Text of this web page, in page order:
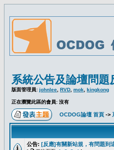
系統公告及論壇問題
版面管理員: johnlee RVD mok kingkong
正在瀏覽此區的會員: 沒有
OCDOG論壇 首頁 ->
公告: [反應]有關新站規，有問題到